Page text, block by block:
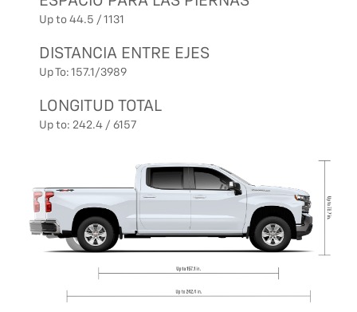
Up to 44.5 / 1131
DISTANCIA ENTRE EJES
Up To: 157.1/3989
LONGITUD TOTAL
Up to: 242.4 / 6157